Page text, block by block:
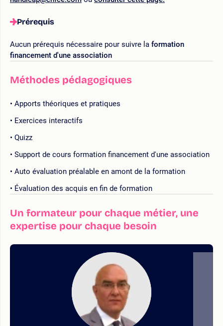
Prérequis
Aucun prérequis nécessaire pour suivre la formation
financement d'une association
Méthodes pédagogiques
Apports théoriques et pratiques
Exercices interactifs
Quizz
Support de cours formation financement d'une association
Auto évaluation préalable en amont de la formation
Évaluation des acquis en fin de formation
Un formateur pour chaque métier, une
expertise pour chaque besoin